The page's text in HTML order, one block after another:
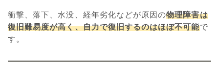
衝撃、落下、水没、経年劣化などが原因の物理障害は
復旧難易度が高く、自力で復旧するのはほぼ不可能で
す。